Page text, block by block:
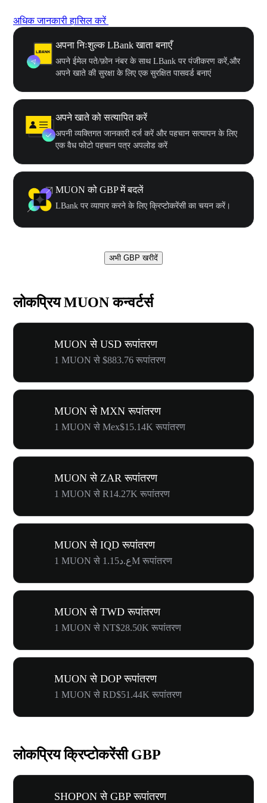
अधिक जानकारी हासिल करें
अपना निःशुल्क LBank खाता बनाएँ
अपने ईमेल पते/फ़ोन नंबर के साथ LBank पर पंजीकरण करें,और
अपने खाते की सुरक्षा के लिए एक सुरक्षित पासवर्ड बनाएं
अपने खाते को सत्यापित करें
अपनी व्यक्तिगत जानकारी दर्ज करें और पहचान सत्यापन के लिए
एक वैध फोटो पहचान पत्र अपलोड करें
MUON को GBP में बदलें
LBank पर व्यापार करने के लिए क्रिप्टोकरेंसी का चयन करें।
अभी GBP खरीदें
लोकप्रिय MUON कन्वर्टर्स
MUON से USD रूपांतरण
1 MUON से $883.76 रूपांतरण
MUON से MXN रूपांतरण
1 MUON से Mex$15.14K रूपांतरण
MUON से ZAR रूपांतरण
1 MUON से R14.27K रूपांतरण
MUON से IQD रूपांतरण
1 MUON से ع.د1.15M रूपांतरण
MUON से TWD रूपांतरण
1 MUON से NT$28.50K रूपांतरण
MUON से DOP रूपांतरण
1 MUON से RD$51.44K रूपांतरण
लोकप्रिय क्रिप्टोकरेंसी GBP
SHOPON से GBP रूपांतरण